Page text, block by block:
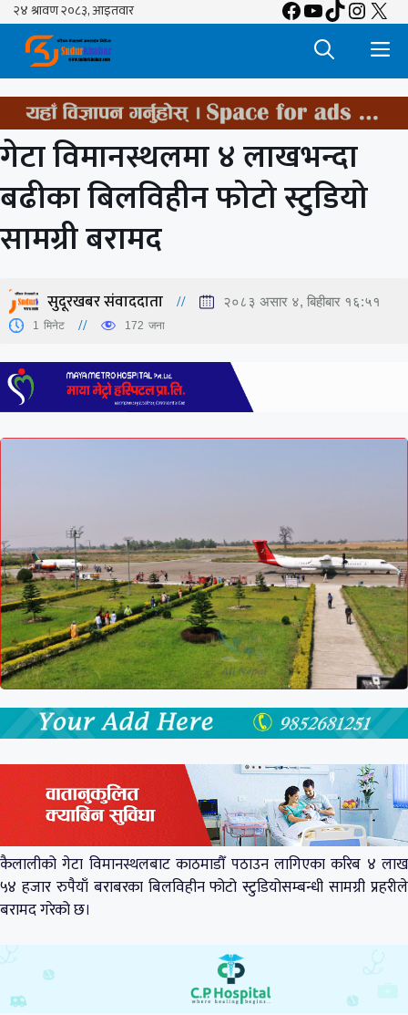
Skip
content
Facebook
YouTube
TikTok
X
गेटा विमानस्थलमा ४ लाखभन्दा
बढीका बिलविहीन फोटो स्टुडियो
सामग्री बरामद
सुदूरखबर संवाददाता २०८३ असार ४, बिहीबार १६:५१
1 मिनेट 172 जना
कैलालीको गेटा विमानस्थलबाट काठमाडौँ पठाउन लागिएका करिब ४ लाख
५४ हजार रुपैयाँ बराबरका बिलविहीन फोटो स्टुडियोसम्बन्धी सामग्री प्रहरीले
बरामद गरेको छ।